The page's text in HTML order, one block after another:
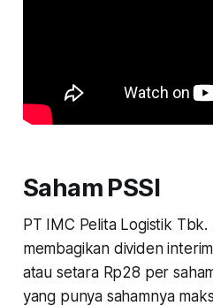
Saham PSSI
PT IMC Pelita Logistik
membagikan dividen
atau setara Rp28 per
yang punya sahamnya